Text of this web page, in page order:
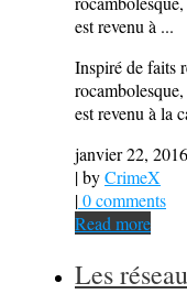
est revenu à ...
Inspiré de faits
est revenu à la
janvier 22, 2016
| byCrimeX
|0 comments
Read more
Les